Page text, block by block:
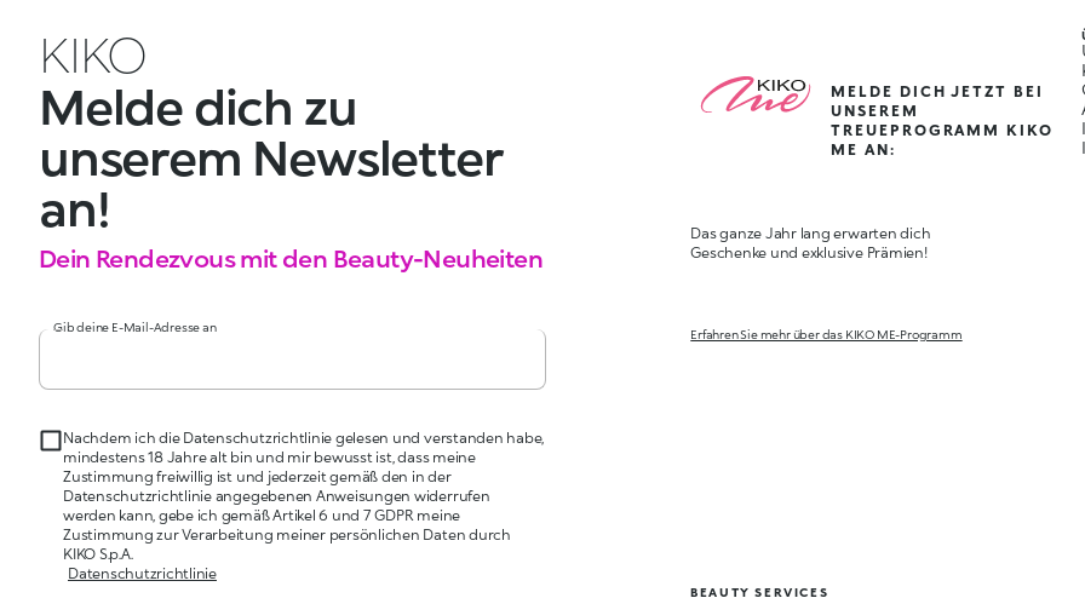
KIKO
Melde dich zu
unserem Newsletter
an!
Dein Rendezvous mit den Beauty-Neuheiten
Gib deine E-Mail-Adresse an
Nachdem ich die Datenschutzrichtlinie gelesen und verstanden habe,
mindestens 18 Jahre alt bin und mir bewusst ist, dass meine
Zustimmung freiwillig ist und jederzeit gemäß den in der
Datenschutzrichtlinie angegebenen Anweisungen widerrufen
werden kann, gebe ich gemäß Artikel 6 und 7 GDPR meine
Zustimmung zur Verarbeitung meiner persönlichen Daten durch
KIKO S.p.A.
Datenschutzrichtlinie
MELDE DICH JETZT BEI
UNSEREM
TREUEPROGRAMM KIKO
ME AN:
Das ganze Jahr lang erwarten dich
Geschenke und exklusive Prämien!
Erfahren Sie mehr über das KIKO ME-Programm
BEAUTY SERVICES